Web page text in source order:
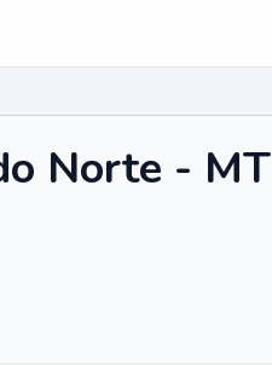
Norte - MT